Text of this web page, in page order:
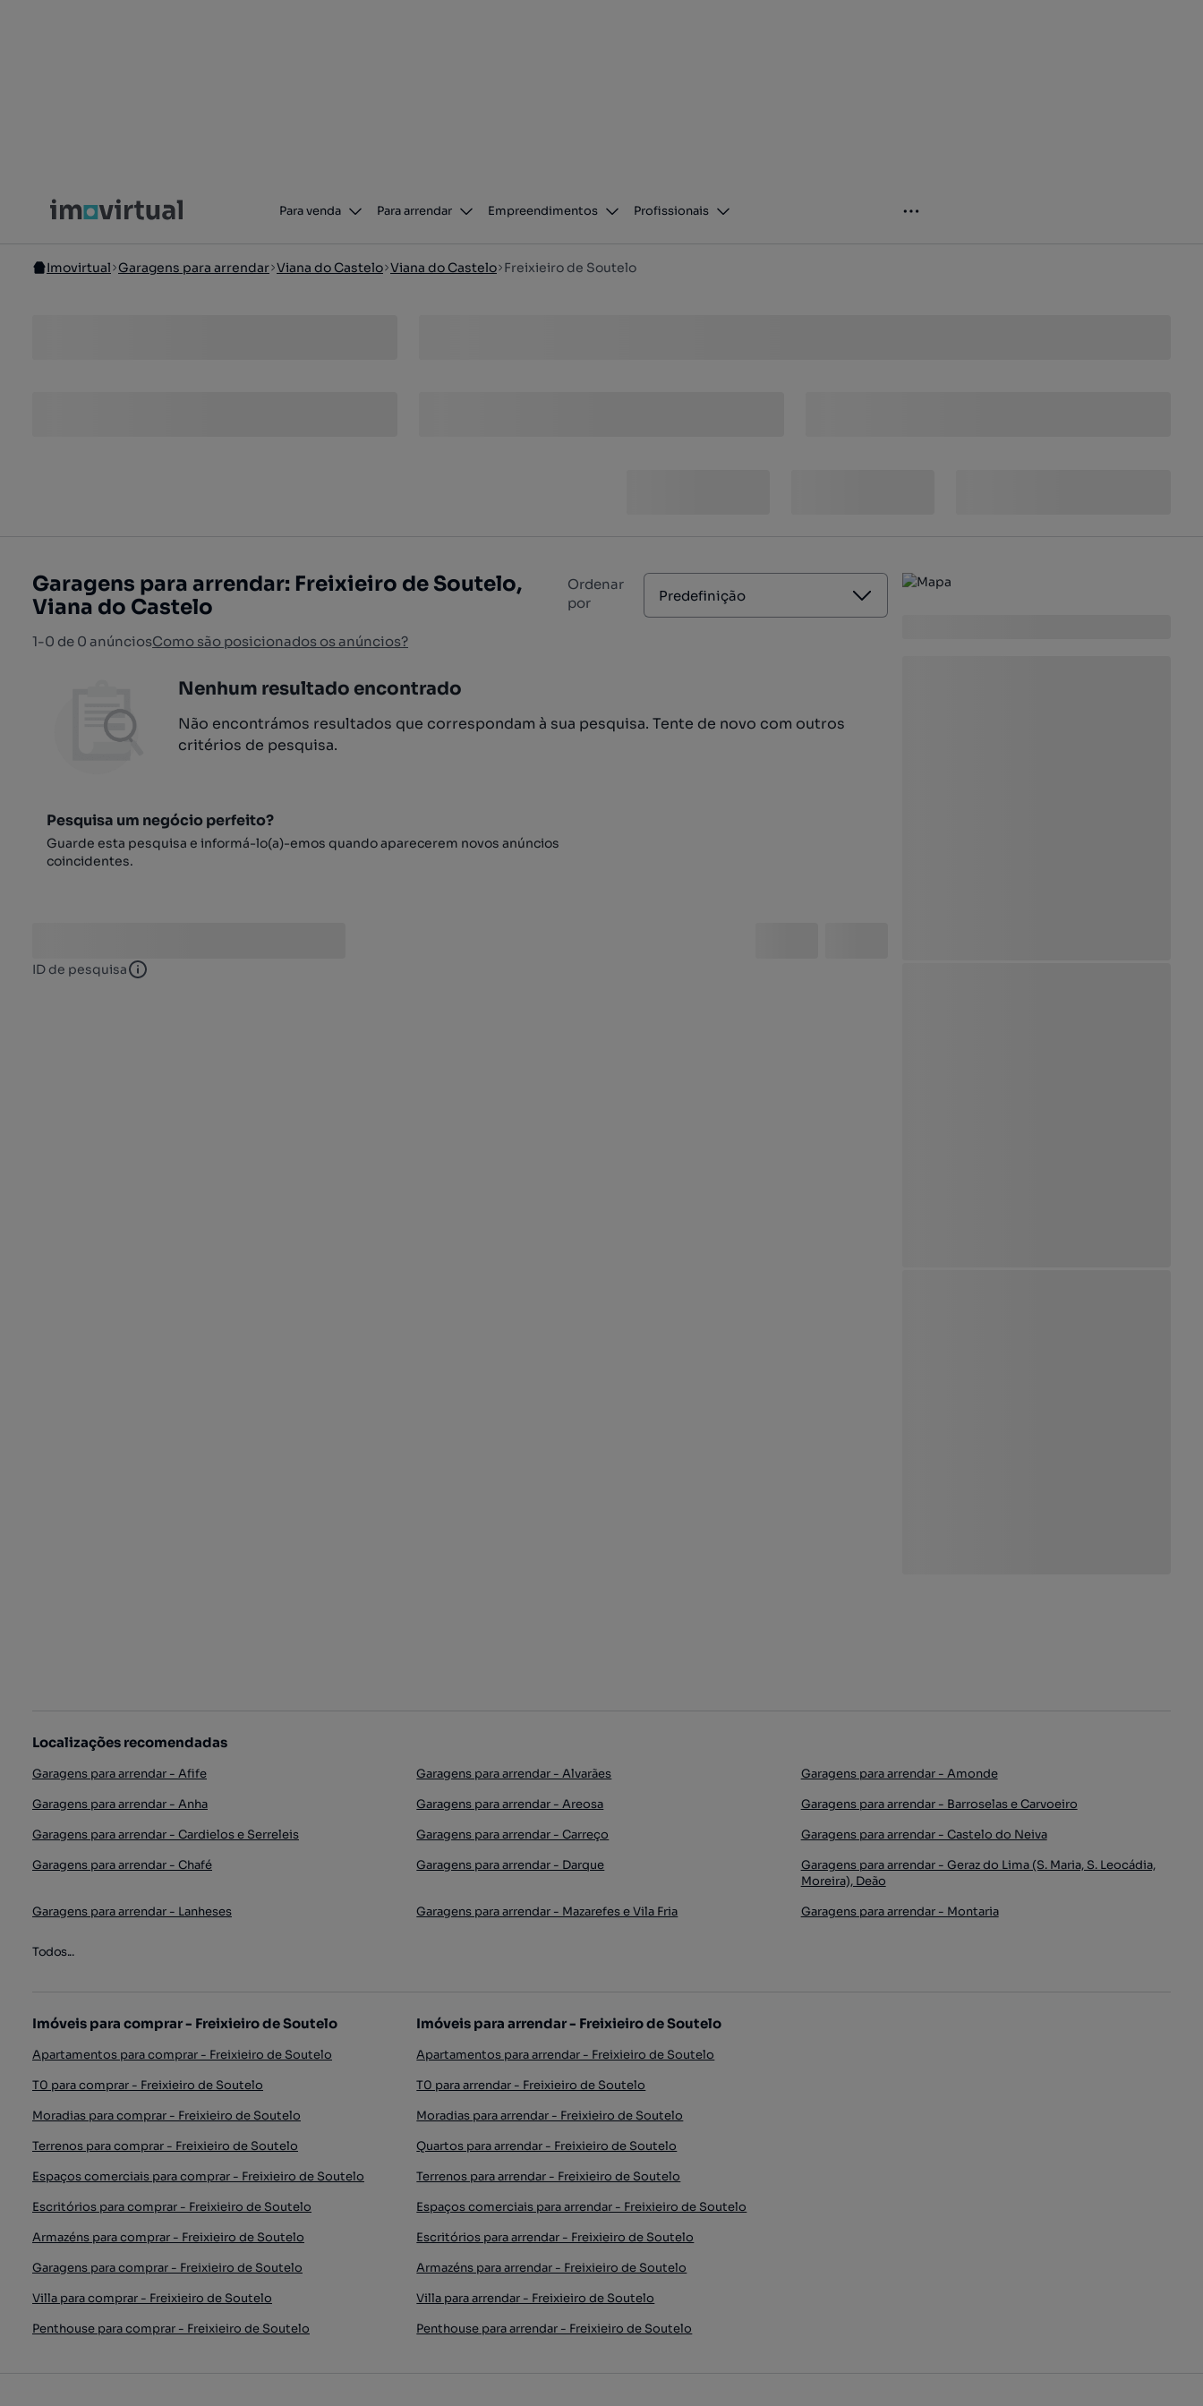
Para venda Para arrendar Empreendimentos Profissionais
Imovirtual Garagens para arrendar Viana do Castelo Viana do Castelo Freixieiro de Soutelo
Garagens para arrendar: Freixieiro de Soutelo,
Viana do Castelo
1-0 de 0 anúnciosComo são posicionados os anúncios?
Ordenar
por
Predefinição
Nenhum resultado encontrado
Não encontrámos resultados que correspondam à sua pesquisa. Tente de novo com outros
critérios de pesquisa.
Pesquisa um negócio perfeito?
Guarde esta pesquisa e informá-lo(a)-emos quando aparecerem novos anúncios
coincidentes.
ID de pesquisa ID de pesquisa
Localizações recomendadas
Garagens para arrendar - Afife Garagens para arrendar - Alvarães
Garagens para arrendar - Amonde
Garagens para arrendar - Anha
Garagens para arrendar - Areosa
Garagens para arrendar - Barroselas e Carvoeiro
Garagens para arrendar - Cardielos e Serreleis
Garagens para arrendar - Carreço
Garagens para arrendar - Castelo do Neiva
Garagens para arrendar - Chafé
Garagens para arrendar - Darque
Garagens para arrendar - Geraz do Lima (S. Maria, S. Leocádia,
Moreira), Deão
Garagens para arrendar - Lanheses
Garagens para arrendar - Mazarefes e Vila Fria Garagens para arrendar - Montaria
Todos...
Imóveis para comprar - Freixieiro de Soutelo
Apartamentos para comprar - Freixieiro de Soutelo
T0 para comprar - Freixieiro de Soutelo
Moradias para comprar - Freixieiro de Soutelo
Terrenos para comprar - Freixieiro de Soutelo
Espaços comerciais para comprar - Freixieiro de Soutelo
Escritórios para comprar - Freixieiro de Soutelo
Armazéns para comprar - Freixieiro de Soutelo
Garagens para comprar - Freixieiro de Soutelo
Villa para comprar - Freixieiro de Soutelo
Penthouse para comprar - Freixieiro de Soutelo
Imóveis para arrendar - Freixieiro de Soutelo
Apartamentos para arrendar - Freixieiro de Soutelo
T0 para arrendar - Freixieiro de Soutelo
Moradias para arrendar - Freixieiro de Soutelo
Quartos para arrendar - Freixieiro de Soutelo
Terrenos para arrendar - Freixieiro de Soutelo
Espaços comerciais para arrendar - Freixieiro de Soutelo
Escritórios para arrendar - Freixieiro de Soutelo
Armazéns para arrendar - Freixieiro de Soutelo
Villa para arrendar - Freixieiro de Soutelo
Penthouse para arrendar - Freixieiro de Soutelo